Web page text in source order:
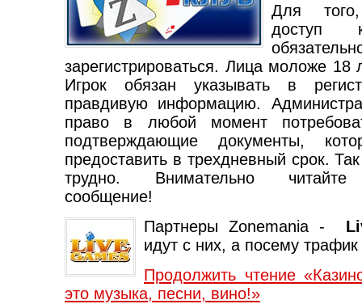
Для
доступ
зарегистрироваться. Лица моложе 18
Игрок обязан указывать в
правдивую информацию.
право в любой момент
подтверждающие документы,
предоставить в трехдневный срок.
трудно. Внимательно читайте
сообщение!
Партнеры Zonemania -
идут с них, а посему
Продолжить чтение
это музыка, песни, вино!»